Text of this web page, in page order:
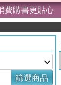
費購書更貼心
篩選商品